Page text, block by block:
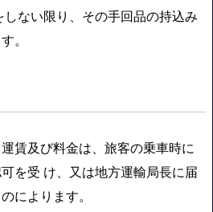
ない限り、その手回品の持込み
。
賃及び料金は、旅客の乗車時に
を受 け、又は地方運輸局長に届
によります。